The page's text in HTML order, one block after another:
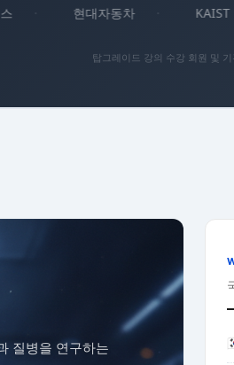
스 현대자동차 KAIST
탑그레이드 강의 수강 회원 및
질병을 연구하는